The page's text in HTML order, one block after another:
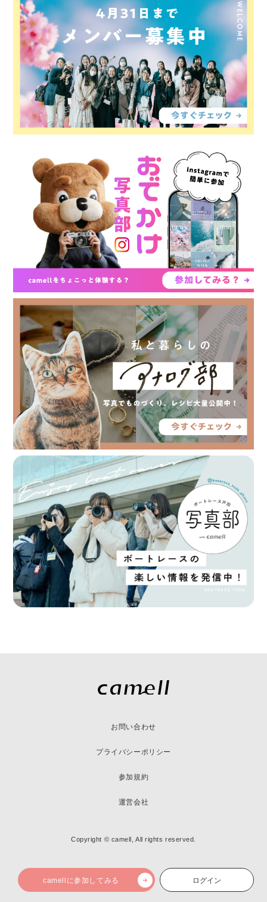
camellに参加してみる ログイン
お問い合わせ
プライバシーポリシー
参加規約
運営会社
Copyright © camell, All rights reserved.